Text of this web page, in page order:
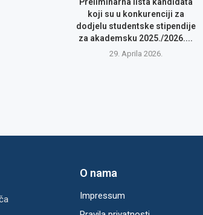
koji su u konkurenciji za
dodjelu studentske stipendije
za akademsku 2025./2026....
29. Aprila 2026.
O nama
Impressum